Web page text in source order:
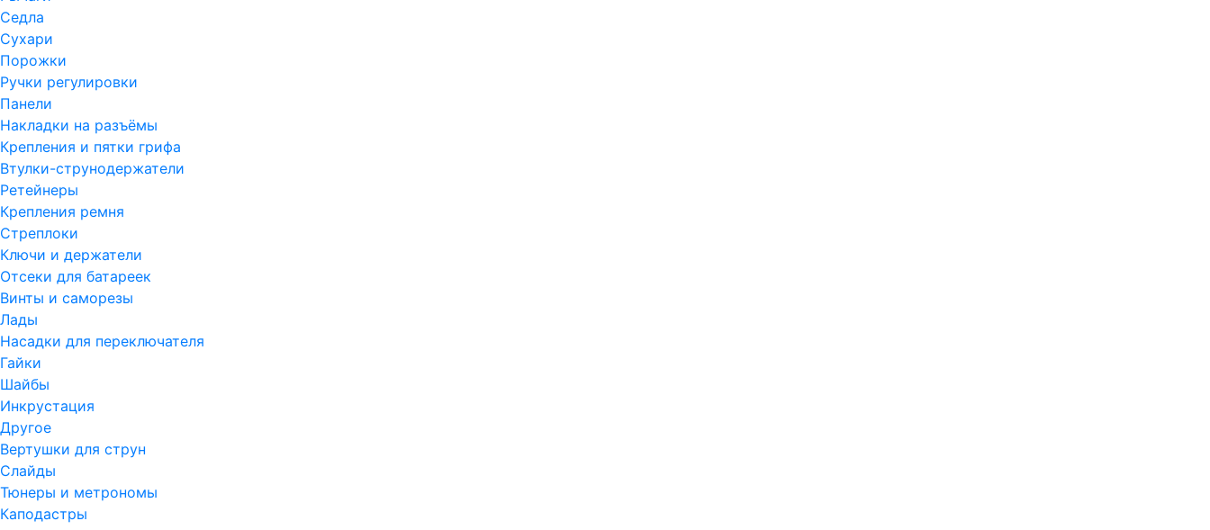
Седла
Сухари
Порожки
Ручки регулировки
Панели
Накладки на разъёмы
Крепления и пятки грифа
Втулки-струнодержатели
Ретейнеры
Крепления ремня
Стреплоки
Ключи и держатели
Отсеки для батареек
Винты и саморезы
Лады
Насадки для переключателя
Гайки
Шайбы
Инкрустация
Другое
Вертушки для струн
Слайды
Тюнеры и метрономы
Каподастры